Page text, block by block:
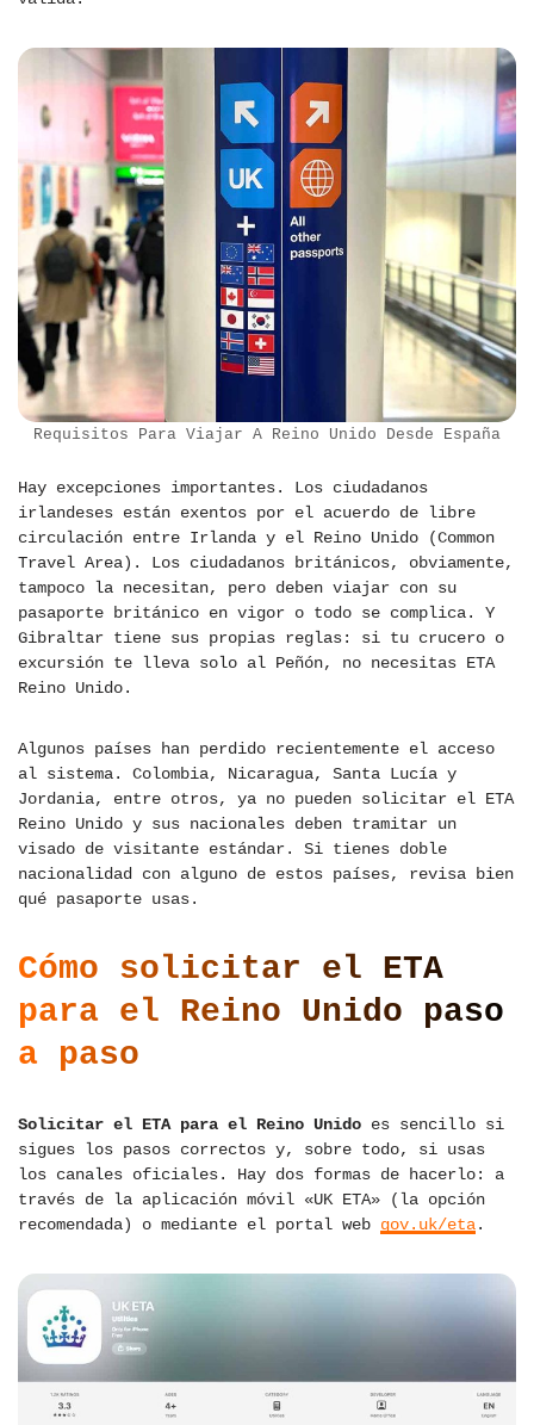
Requisitos Para Viajar A Reino Unido Desde España
Hay excepciones importantes. Los ciudadanos
irlandeses están exentos por el acuerdo de libre
circulación entre Irlanda y el Reino Unido (Common
Travel Area). Los ciudadanos británicos, obviamente,
tampoco la necesitan, pero deben viajar con su
pasaporte británico en vigor o todo se complica. Y
Gibraltar tiene sus propias reglas: si tu crucero o
excursión te lleva solo al Peñón, no necesitas ETA
Reino Unido.
Algunos países han perdido recientemente el acceso
al sistema. Colombia, Nicaragua, Santa Lucía y
Jordania, entre otros, ya no pueden solicitar el ETA
Reino Unido y sus nacionales deben tramitar un
visado de visitante estándar. Si tienes doble
nacionalidad con alguno de estos países, revisa bien
qué pasaporte usas.
Cómo solicitar el ETA
para el Reino Unido paso
a paso
Solicitar el ETA para el Reino Unido es sencillo si
sigues los pasos correctos y, sobre todo, si usas
los canales oficiales. Hay dos formas de hacerlo: a
través de la aplicación móvil «UK ETA» (la opción
recomendada) o mediante el portal web gov.uk/eta.